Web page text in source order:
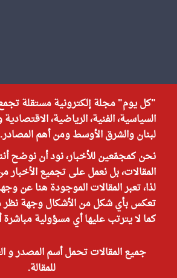
"كل يوم" مجلة إلكترونية مستقلة
السياسية، الفنية، الرياضية،
لبنان والشرق الأوسط ومن أهم المصادر.
نحن كمجمّعين للأخبار، نود أن نوضح
المقالات، بل نعمل على تجميع
لذا، تعبر المقالات الموجودة هنا عن
تعكس بأي شكل من الأشكال وجهة
كما لا يترتب عليها أي مسؤولية
جميع المقالات تحمل أسم المصدر و
للمقالة.